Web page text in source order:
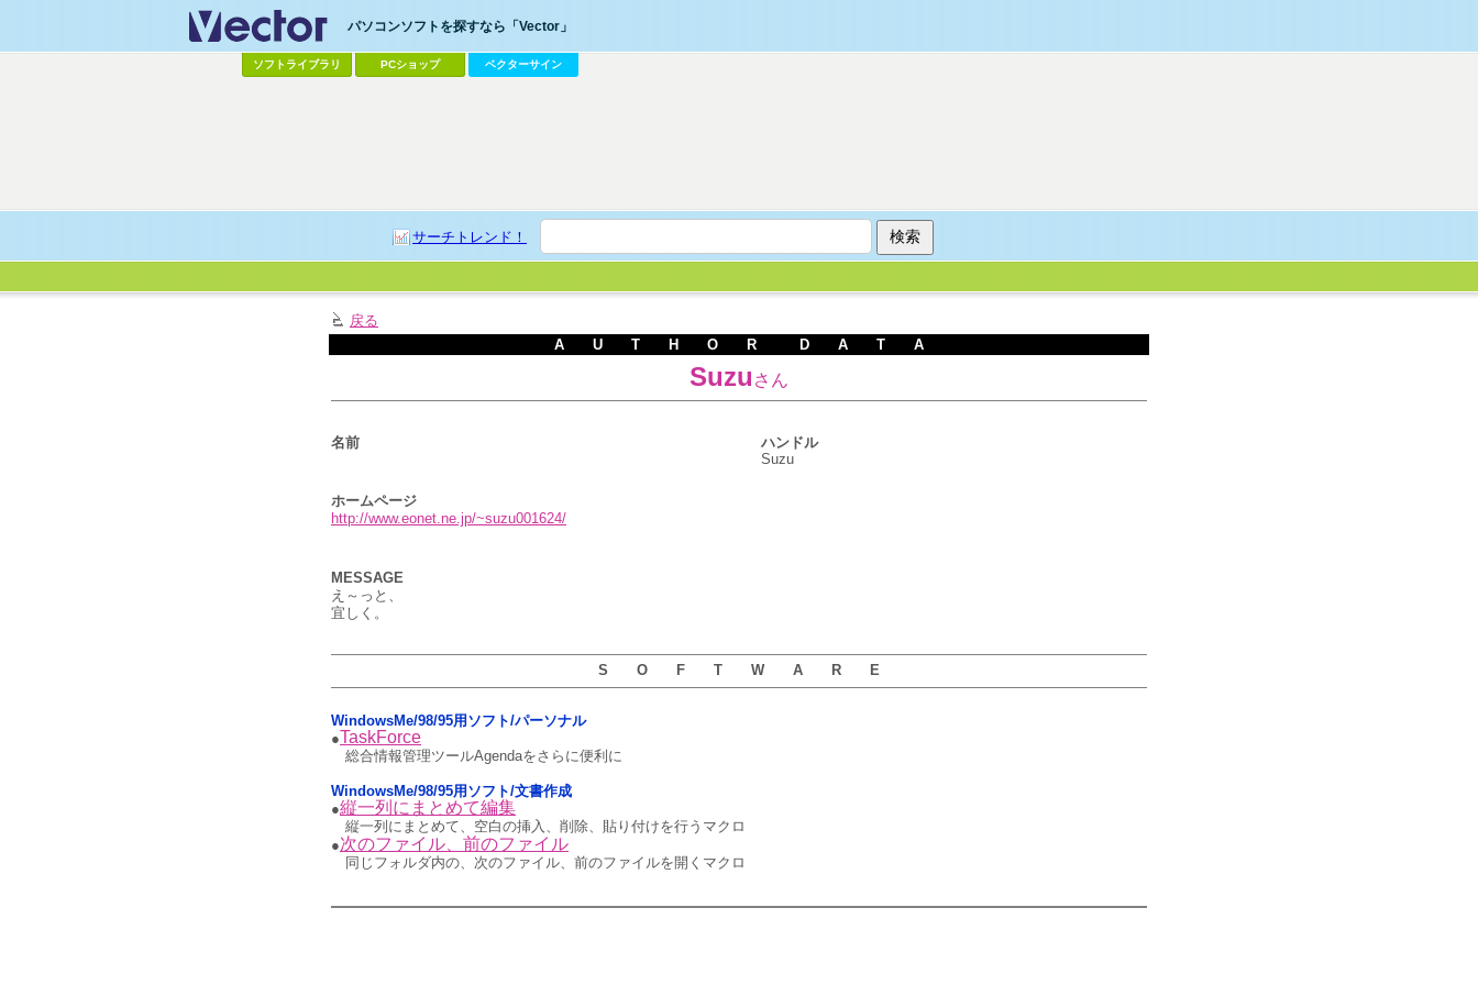
パソコンソフトを探すなら「Vector」
ソフトライブラリ PCショップ ベクターサイン
サーチトレンド！
戻る
A U T H O R D A T A
Suzu さん
名前
ハンドル
Suzu
ホームページ
http://www.eonet.ne.jp/~suzu001624/
MESSAGE
え～っと、
宜しく。
S O F T W A R E
WindowsMe/98/95用ソフト/パーソナル
●TaskForce
総合情報管理ツールAgendaをさらに便利に
WindowsMe/98/95用ソフト/文書作成
●縦一列にまとめて編集
縦一列にまとめて、空白の挿入、削除、貼り付けを行うマクロ
●次のファイル、前のファイル
同じフォルダ内の、次のファイル、前のファイルを開くマクロ